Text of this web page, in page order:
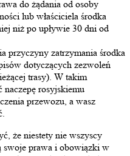
do żądania od osoby
lub właściciela środka
niż po upływie 30 dni od
przyczyny zatrzymania środka
dotyczących zezwoleń
trasy). W takim
naczepę rosyjskiemu
przewozu, a wasz
że niestety nie wszyscy
swoje prawa i obowiązki w